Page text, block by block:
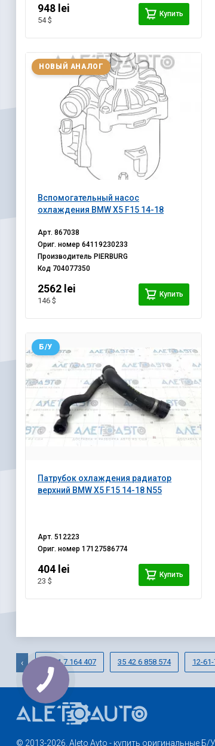
948 lei
54 $
Купить
Вспомогательный насос
охлаждения BMW X5 F15 14-18
НОВЫЙ АНАЛОГ
Арт.867038
Ориг. номер64119230233
Производитель PIERBURG
Код 704077350
2562 lei
146 $
Купить
Патрубок охлаждения радиатор
верхний BMW X5 F15 14-18 N55
Б/У
Арт.512223
Ориг. номер17127586774
404 lei
23 $
Купить
16 11 7 164 407 35 42 6 858 574 12-
‹
© 2013-2026. Aleto Avto - купить оригинальные Б/